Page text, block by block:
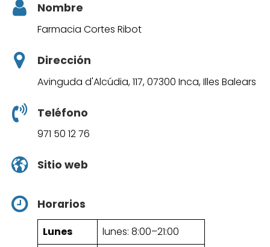
Nombre
Farmacia Cortes Ribot
Dirección
Avinguda d'Alcúdia, 117, 07300 Inca, Illes Balears
Teléfono
971 50 12 76
Sitio web
Horarios
Lunes
lunes: 8:00–21:00